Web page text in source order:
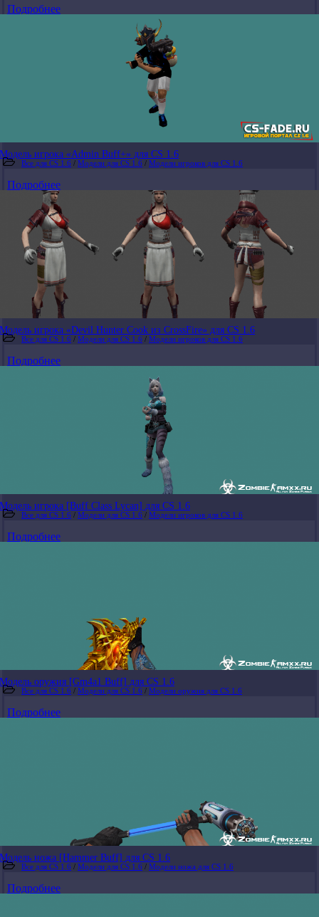
Подробнее
Модель игрока «Admin Buff+» для CS 1.6
Все для CS 1.6 / Модели для CS 1.6 / Модели игроков для CS 1.6
Подробнее
Модель игрока «Devil Hunter Cook из CrossFire» для CS 1.6
Все для CS 1.6 / Модели для CS 1.6 / Модели игроков для CS 1.6
Подробнее
Модель игрока [Buff Class Lycan] для CS 1.6
Все для CS 1.6 / Модели для CS 1.6 / Модели игроков для CS 1.6
Подробнее
Модель оружия [Gm4a1 Buff] для CS 1.6
Все для CS 1.6 / Модели для CS 1.6 / Модели оружия для CS 1.6
Подробнее
Модель ножа [Hammer Buff] для CS 1.6
Все для CS 1.6 / Модели для CS 1.6 / Модели ножа для CS 1.6
Подробнее